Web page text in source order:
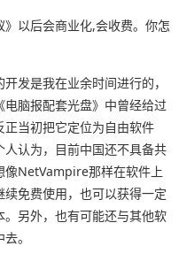
以后会商业化,会收费。你怎
发是我在业余时间进行的，
脑报配套光盘》中曾经给过
当初把它定位为自由软件
认为，目前中国还不具备共
像NetVampire那样在软件上
免费使用，也可以获得一定
另外，也有可能还与其他软
。